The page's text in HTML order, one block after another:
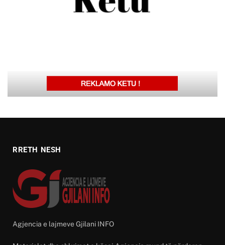
RRETH NESH
Agjencia e lajmeve Gjilani INFO